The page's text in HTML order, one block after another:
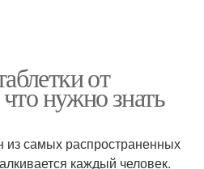
от
нужно знать
из самых распространенных
каждый человек.